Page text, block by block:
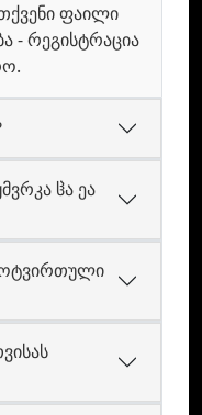
ფაილი
- რეგისტრაცია
ჱა ეა